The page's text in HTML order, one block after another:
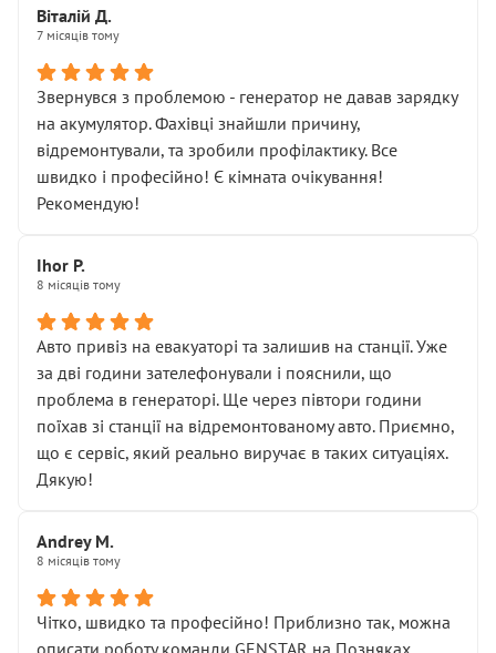
НЕ погоджував
послуга. Тим більше, я був поруч і жодної реальної
діагностики ходової не проводилось. Після
зауваження гроші за цю “послугу” повернули, що
лише підтвердило мою правоту.
Але головне — я виїжджаю з боксу, і скрип у гальмах
залишився таким самим, як і був. Тобто оплачена
Далі ситуація тільки погіршилась:
• сказали, що тепер “потрібно знімати колеса”
• що біля авто стояти вже не можна
• почали озвучувати купу додаткових робіт без
чіткого пояснення
( ну все зняли та доробили) дякую!
Окремий момент, який виглядає абсурдно:
мені заявили, що бачок гальмівної рідини потрібно
міняти разом із головним гальмівним циліндром у
Для людини, яка хоча б трохи розуміється на техніці,
це звучить як мінімум непрофесійно, а як максимум —
спроба продати дорогий вузол замість елементарних
ущільнювачів.
Що прикро — це не перший мій візит. Раніше міняв у
Віталій Д.
7 місяців тому
Звернувся з проблемою - генератор не давав зарядку
на акумулятор. Фахівці знайшли причину,
відремонтували, та зробили профілактику. Все
швидко і професійно! Є кімната очікування!
Рекомендую!
Ihor P.
8 місяців тому
Авто привіз на евакуаторі та залишив на станції. Уже
за дві години зателефонували і пояснили, що
проблема в генераторі. Ще через півтори години
поїхав зі станції на відремонтованому авто. Приємно,
що є сервіс, який реально виручає в таких ситуаціях.
Дякую!
Andrey M.
8 місяців тому
Чітко, швидко та професійно! Приблизно так, можна
описати роботу команди GENSTAR на Позняках.